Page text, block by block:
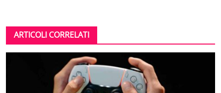
ARTICOLI CORRELATI